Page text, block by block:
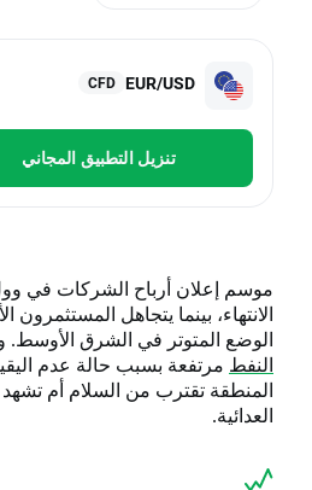
EUR/USD
CFD
تنزيل التطبيق المجاني
موسم إعلان أرباح الشركات في
الانتهاء، بينما يتجاهل المستثمرون
الوضع المتوتر في الشرق الأوسط.
النفط مرتفعة بسبب حالة عدم
المنطقة تقترب من السلام أم تشهد
العدائية.